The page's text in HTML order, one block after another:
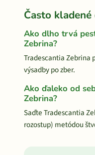
Často
Ako dlho trvá
Zebrina?
Tradescantia Zebrina
výsadby po zber.
Ako ďaleko od
Zebrina?
Saďte Tradescantia
rozostup) metódou